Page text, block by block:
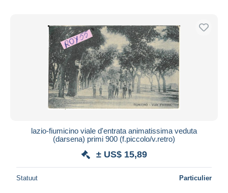
Betaalmiddelen
PayPal
Bankoverschrijving
Visa
Mastercard
Bancontact
Maestro
Woonplaats van de verkoper
Wereldwijd
lazio-fiumicino viale d'entrata animatissima veduta
(darsena) primi 900 (f.piccolo/v.retro)
± US$ 15,89
Statuut Particulier